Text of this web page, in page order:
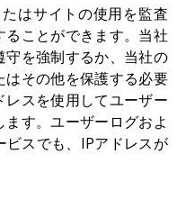
はサイトの使用を監査
ことができます。当社
守を強制するか、当社の
その他を保護する必要
スを使用してユーザー
す。ユーザーログおよ
ビスでも、IPアドレスが